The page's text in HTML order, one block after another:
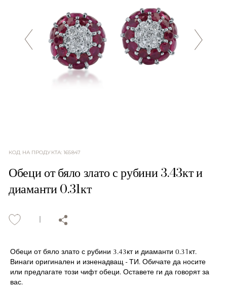
КОД НА ПРОДУКТА:165847
Обеци от бяло злато с рубини 3.43кт и
диаманти 0.31кт
Обеци от бяло злато с рубини 3.43кт и диаманти 0.31кт.
Винаги оригинален и изненадващ - ТИ. Обичате да носите
или предлагате този чифт обеци. Оставете ги да говорят за
вас.